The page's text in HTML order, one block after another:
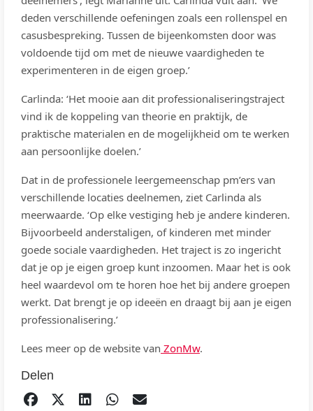
deden verschillende oefeningen zoals een rollenspel en
casusbespreking. Tussen de bijeenkomsten door was
voldoende tijd om met de nieuwe vaardigheden te
experimenteren in de eigen groep.’
Carlinda: ‘Het mooie aan dit professionaliseringstraject
vind ik de koppeling van theorie en praktijk, de
praktische materialen en de mogelijkheid om te werken
aan persoonlijke doelen.’
Dat in de professionele leergemeenschap pm’ers van
verschillende locaties deelnemen, ziet Carlinda als
meerwaarde. ‘Op elke vestiging heb je andere kinderen.
Bijvoorbeeld anderstaligen, of kinderen met minder
goede sociale vaardigheden. Het traject is zo ingericht
dat je op je eigen groep kunt inzoomen. Maar het is ook
heel waardevol om te horen hoe het bij andere groepen
werkt. Dat brengt je op ideeën en draagt bij aan je eigen
professionalisering.’
Lees meer op de website van ZonMw.
Delen
DELEN OP FACEBOOK
TWEETDELEN OP LINKEDIN
DELEN OP WHATSAPP